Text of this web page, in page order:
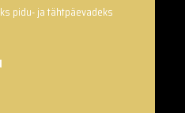
pidu- ja tähtpäevadeks